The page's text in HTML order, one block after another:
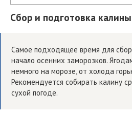
Сбор и подготовка калины
Самое подходящее время для
начало осенних заморозков.
немного на морозе, от холода
Рекомендуется собирать калину
сухой погоде.